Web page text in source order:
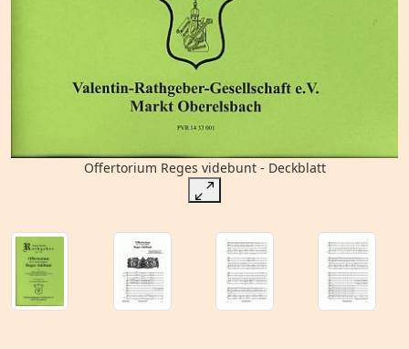
Offertorium Reges videbunt - Deckblatt